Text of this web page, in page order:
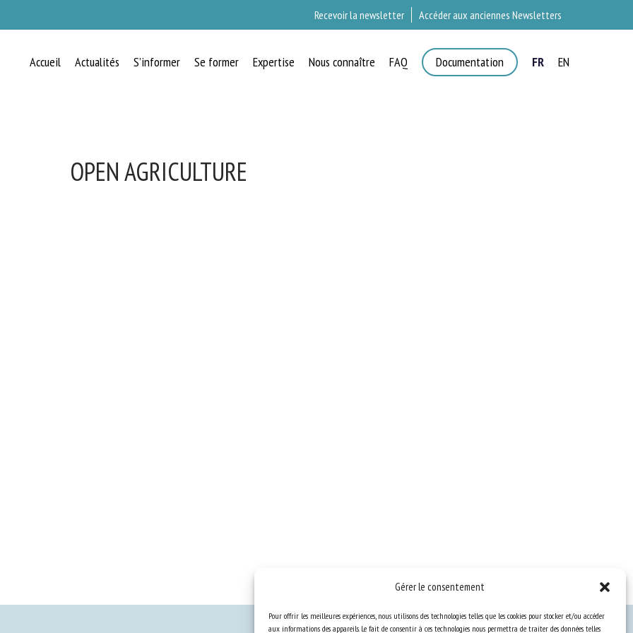
Gérer le consentement
Pour offrir les meilleures expériences, nous utilisons des technologies telles que les cookies pour stocker et/ou accéder
aux informations des appareils. Le fait de consentir à ces technologies nous permettra de traiter des données telles
Recevoir la newsletter Accéder aux anciennes Newsletters
Accueil Actualités S’informer Se former Expertise Nous connaître FAQ Documentation FR EN
OPEN AGRICULTURE